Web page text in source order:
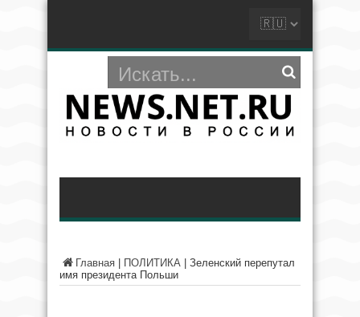
Главная ПОЛИТИКА
Зеленский перепутал
имя президента Польши